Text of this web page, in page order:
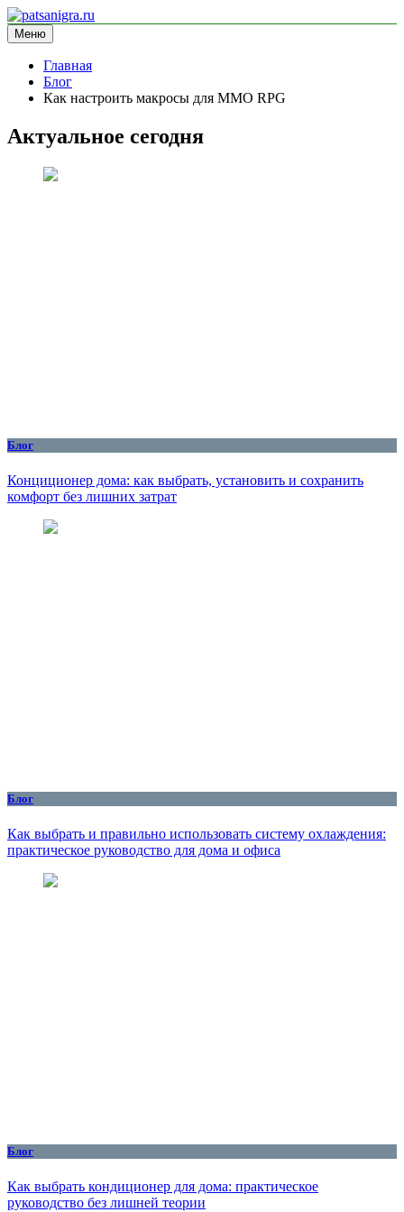
Перейти
к
содержимому
patsanigra.ru
информационный сайт
Меню
Главная
Блог
Как настроить макросы для MMO RPG
Актуальное сегодня
Блог
Конциционер дома: как выбрать, установить и сохранить
комфорт без лишних затрат
Блог
Как выбрать и правильно использовать систему охлаждения:
практическое руководство для дома и офиса
Блог
Как выбрать кондиционер для дома: практическое
руководство без лишней теории